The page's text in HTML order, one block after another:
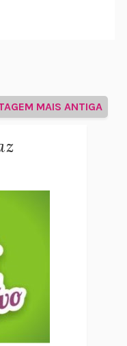
MAIS ANTIGA